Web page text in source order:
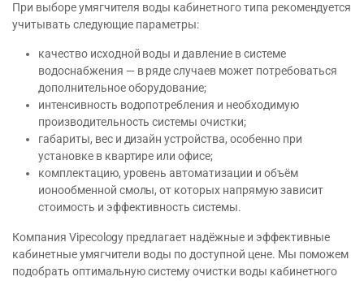
При выборе умягчителя воды кабинетного типа рекомендуется
учитывать следующие параметры:
качество исходной воды и давление в системе
водоснабжения — в ряде случаев может потребоваться
дополнительное оборудование;
интенсивность водопотребления и необходимую
производительность системы очистки;
габариты, вес и дизайн устройства, особенно при
установке в квартире или офисе;
комплектацию, уровень автоматизации и объём
ионообменной смолы, от которых напрямую зависит
стоимость и эффективность системы.
Компания Vipecology предлагает надёжные и эффективные
кабинетные умягчители воды по доступной цене. Мы поможем
подобрать оптимальную систему очистки воды кабинетного